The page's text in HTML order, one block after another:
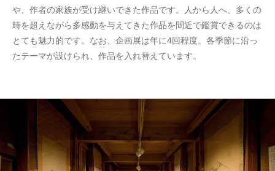
や、作者の家族が受け継いできた作品です。人から人へ、多くの
時を超えながら多感動を与えてきた作品を間近で鑑賞できるのは
とても魅力的です。なお、企画展は年に4回程度。各季節に沿っ
たテーマが設けられ、作品を入れ替えています。